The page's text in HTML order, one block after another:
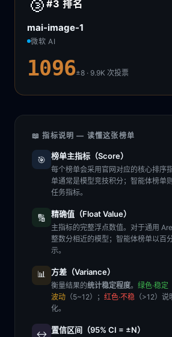
#3排名
mai-image-1
微软 AI
1096±8 · 9.9K次投票
📖 指标说明 — 读懂这张榜单
🎯 榜单主指标（Score）
每个榜单会采用官网对应的核心排序
单通常是模型竞技积分；智能体榜单
任务指标。
🔢 精确值（Float Value）
主指标的完整浮点数值。对于通用
整数分相近的模型；智能体榜单以百
示。
📊 方差（Variance）
衡量结果的统计稳定程度。 绿色·稳定
波动 （5~12）； 红色·不稳 （>12）
化。
↔️ 置信区间（95% CI = ±N）